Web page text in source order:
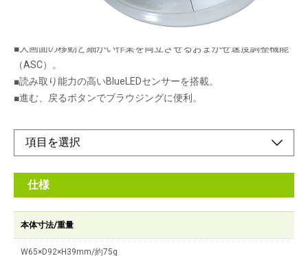
■周囲を気にせず作業に集中できる静音仕様。ホイールスクロー
■大画面の移動と細かい作業を両立させるおまかせ速度調整機能
（ASC）。
■読み取り能力の高いBlueLEDセンサーを搭載。
■進む、戻るボタンでブラウジングに便利。
仕様
本体寸法/重量
W65×D92×H39mm/約75g